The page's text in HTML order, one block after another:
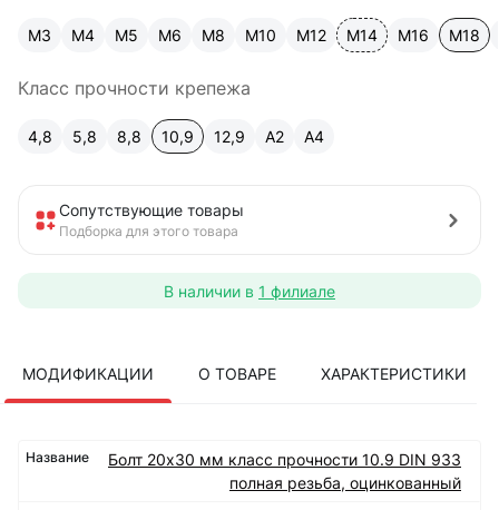
М3 М4 М5 М6 М8 М10 М12 М14 М16 М18
Класс прочности крепежа
4,8 5,8 8,8 10,9 12,9 A2 А4
Сопутствующие товары
Подборка для этого товара
В наличии в 1 филиале
МОДИФИКАЦИИ О ТОВАРЕ ХАРАКТЕРИСТИКИ
Болт 20х30 мм класс прочности 10.9 DIN 933
полная резьба, оцинкованный